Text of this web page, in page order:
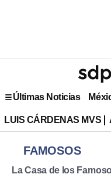
Últimas Noticias
LUIS CÁRDENAS MVS
FAMOSOS
La Casa de los